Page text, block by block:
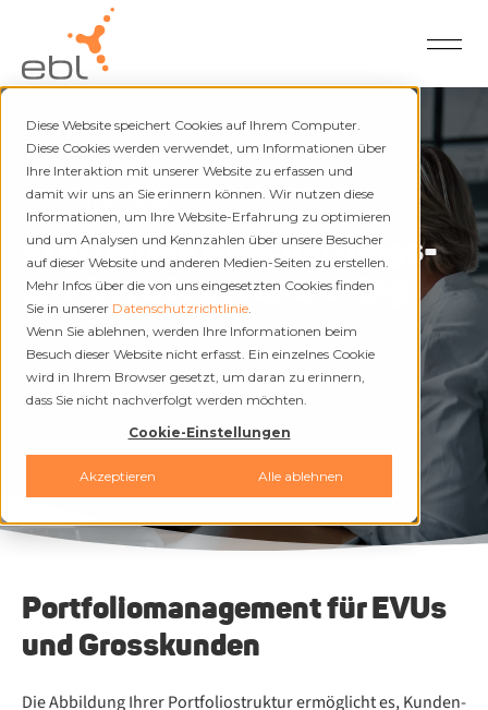
Diese Website speichert Cookies auf Ihrem Computer.
Diese Cookies werden verwendet, um Informationen über
Ihre Interaktion mit unserer Website zu erfassen und
damit wir uns an Sie erinnern können. Wir nutzen diese
Informationen, um Ihre Website-Erfahrung zu optimieren
und um Analysen und Kennzahlen über unsere Besucher
auf dieser Website und anderen Medien-Seiten zu erstellen.
Mehr Infos über die von uns eingesetzten Cookies finden
Sie in unserer Datenschutzrichtlinie.
Wenn Sie ablehnen, werden Ihre Informationen beim
Besuch dieser Website nicht erfasst. Ein einzelnes Cookie
wird in Ihrem Browser gesetzt, um daran zu erinnern,
dass Sie nicht nachverfolgt werden möchten.
Cookie-Einstellungen
Akzeptieren Alle ablehnen
Portfoliomanagement
Effizientes Beschaffungs-
und Vertriebscontrolling
Portfoliomanagement für EVUs
und Grosskunden
Die Abbildung Ihrer Portfoliostruktur ermöglicht es, Kunden-​